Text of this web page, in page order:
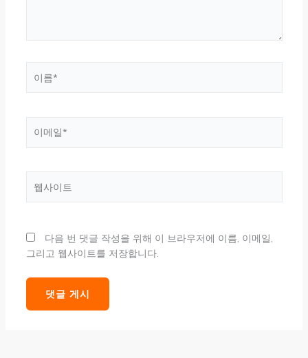
다음 번 댓글 작성을 위해 이 브라우저에 이름, 이메일,
그리고 웹사이트를 저장합니다.